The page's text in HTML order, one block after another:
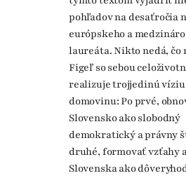
pohľadov na desaťročia
európskeho a
laureáta. Nikto nedá, čo
Figeľ so sebou
realizuje trojjedinú
domovinu: Po prvé,
Slovensko ako slobodný
demokratický a právny
druhé, formovať vzťahy
Slovenska ako